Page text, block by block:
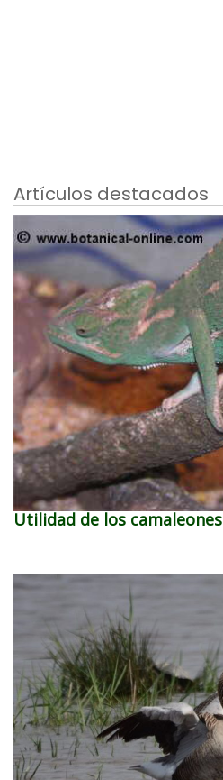
Artículos destacados
Utilidad de los camaleones